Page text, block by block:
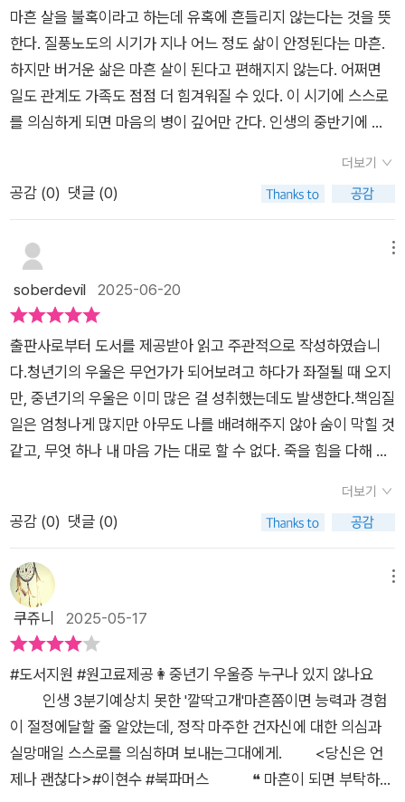
남은 인생을 버틸 만큼은 충분히 유지된다고 저자는 말한다. 믿고
나만의 일을 하라고, 즐거운 일, 혹은 의미있는 일을 하면 더 빨리
안정화된다고 한다. ​또한, 과거의 영화에 미련을 두기보다는 앞으
로의 인생을 계획하는 것이 현명하다고 저자는 말하는데, 굳이 이
런 경우만이 아니더라도 인생은 과거집착형보다는 현재에 충실
일을 더 잘 해내기는 점점 어려워지기 때문에 부족함을 인정하고,
결과에 덜 연연해하는 것이 현실적 도움이 된다고 말한다. ​나이
들수록 하루하루의 평화가 주는 소중함을 잘 지켜야 하고, 가끔
겪게 될 외로움 또한 너무 오래 붙잡고 있지 않는 이상 곧 지나갈
지만 않으면 반드시 지나간다고 말한다. ​왠만해서는 책을 읽으면
지에 한 문장 이상은 다시 되새김하고 싶을 만큼 맘에 콕 와 닿는
다는 말들이 많다. 나는 괜찮다고 생각했었는데, 무의식에서는 중
년 이후에 소심함, 자신감 부족..이런 것들이 나도 모르게 자리잡
고 있었나보다. 40-60대 중년의 시간을 보내는 사람들에게 크고
작은 위안과 힘이 되어줄 책이다.​
하루는 괴로워죽겠는 쳇바퀴 안에서도 꿈을 놓지 않고 살아가는
이유는 뭘까 고민하다가 『당신은 언제나 괜찮다』라는 책을 만났
다.『당신은 언제나 괜찮다』는 수만 명의 삶을 바꾼 이현수 심리학
박사의 처방이 담긴 '인생 전환기 심리 수업'이다. 고대 구로병원
20년, 임상 현장 10년! 지나온 세월 속에서 사람의 마음을 어루만
져온 저자는 중년기라는 '예상치 못한 깔딱고개'를 지나며 자신
역시 흔들렸다고 고백한다.『당신은 언제나 괜찮다』는 중년기라
는 심리적 혼란을 어떻게 다루어야 할지 안내한다. 호르몬, 외부
스트레스, 정체성의 위기, 우울과 공허감이라는 '마음의 대소
동'에 질식하지 않도록 도와주는 ‘컴포트 존’ 개념, 삶을 단순화하
고 다시 안정화시키는 실질적인 조언들, 그리고 ‘해피니스 커
브’를 다시 상승선에 올려놓는 심리적 기법들이 담백하게 정리되
어 있다. 『당신은 언제나 괜찮다』는 훈계하는 조언서가 아니다.
조용하지만 단단한 언어로 ‘그럼에도 괜찮다’고, ‘흔들리더라도
당신의 중심은 분명히 존재한다’고 말한다. 그리고 가장 중요하게
는, 우리에게 “괜찮다”는 말을 허락한다. 비로소 나도 내게 말할
마흔 살을 불혹이라고 하는데 유혹에 흔들리지 않는다는 것을 뜻
한다. 질풍노도의 시기가 지나 어느 정도 삶이 안정된다는 마흔.
하지만 버거운 삶은 마흔 살이 된다고 편해지지 않는다. 어쩌면
일도 관계도 가족도 점점 더 힘겨워질 수 있다. 이 시기에 스스로
를 의심하게 되면 마음의 병이 깊어만 간다. 인생의 중반기에 찾
여다보는 시간을 가져야 한다.심리학 박사인 저자는 자신의 경험
을 바탕으로 인생 중반기에 찾아온 심리적 신체적 소동을 파악하
고 진화할 수 있는 방법을 이야기한다. 중년의 마음에 소동일 일
어나는 건 여러 가지 이유가 있다. 호르몬의 변덕 때문일 수도 있
로 여기고 참고 넘기려고 해서는 안 된다. 울고 싶으면 울고 화내
하게 생각한다. 나 역시도 스스로를 다그치며 '빨리 정신 차리
라'라고 윽박을 지를 뿐 제대로 내 감정을 살펴본 적이 없었다.저
자는 각자의 삶은 오롯이 자신이 사랑을 주어야 한다고 말한다.
그리고 버티는 것에서 벗어나 회복하고 돌보는 법을 새롭게 배워
야 한다. 자신을 돌보고 외로움을 안고 가는 방법을 배움으로써
자신을 다정하게 안아주고 믿을 수 있게 된다. 이러한 태도를 갖
기 위해서는 마음의 안정화가 이루어질 때까지 삶을 최대한 단순
증과 같은 불안과 우울을 유발하는 생각을 단순화하고 꼭 해야 할
일과 시금하게 해야 할 일 등을 선정해 일을 단순화한다. 일정한
루틴을 정해두고 일상을 단순화하는 것도 필요하다.아무런 준비
없이 맞이한 40대는 시작부터 정신없었다. 갑작스럽게 가장의
역할을 하게 되면서 부모님을 챙기고 아픈 엄마의 병수발을 들며
일과 집안일을 동시에 할 수밖에 없었다. 돌이켜보면 지난 몇 년
간은 하루하루 버티는 것이 최선이었다. 언제 어떻게 일이 벌어질
지 모르는 상황이다 보니 잠시도 긴장을 늦출 수 없었다. 낮에는
일을 하고 밤에는 몇 번이고 엄마 옆을 지켜야 했던 시간들이 길
더보기
공감 (0) 댓글 (0)
soberdevil 2025-06-20
출판사로부터 도서를 제공받아 읽고 주관적으로 작성하였습니
다.청년기의 우울은 무언가가 되어보려고 하다가 좌절될 때 오지
만, 중년기의 우울은 이미 많은 걸 성취했는데도 발생한다.책임질
일은 엄청나게 많지만 아무도 나를 배려해주지 않아 숨이 막힐 것
같고, 무엇 하나 내 마음 가는 대로 할 수 없다. 죽을 힘을 다해 버
고 싶어진다.한계에 부딪혔다는 건 마음이 그렇다는 것이다. 무엇
을 위해 열심히 달려왔는지 목적의식이 희미해지면서 계속 달려
열하게 살면서 현재의 자리까지 왔다는 걸 알고 있다. 그리고 더
이상 그렇게 살 여력이 없다는 걸 알고 있기도 하다. 이렇게 가난
하고 텅 빈 자아와 마주할 때면, 그 불청객을 어떻게 대접(?)해야
다.1부에서는 상태를 진단해보고, 2부에서는 조금 편한 주제로
옮겨 이것을 진화할 방법 두 가지를 제시한다. 컴포트 존 찾기와
버티기가 바로 그 방법이다. 3부에서는 새로 시작할 준비에 관해
다룬다.각 부마다 읽는 사람들이 직접 참여하고 인생에 대해 숙고
해보는 ‘마음 체크’ 페이지가 부속으로 담겨 있다. 저자의 설명을
더보기
공감 (0) 댓글 (0)
쿠쥬니 2025-05-17
#도서지원 #원고료제공👩중년기 우울증 누구나 있지 않나요⠀⠀
⠀⠀⠀인생 3분기예상치 못한 '깔딱고개'마흔쯤이면 능력과 경험
이 절정에달할 줄 알았는데, 정작 마주한 건자신에 대한 의심과
실망매일 스스로를 의심하며 보내는그대에게.⠀⠀⠀<당신은 언
제나 괜찮다>#이현수 #북파머스⠀⠀⠀⠀❝ 마흔이 되면 부탁하고